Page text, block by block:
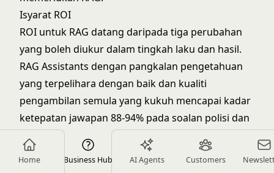
Home Business Hub AI Agents Customers
Isyarat ROI
ROI untuk RAG datang daripada tiga perubahan
yang boleh diukur dalam tingkah laku dan hasil.
RAG Assistants dengan pangkalan pengetahuan
yang terpelihara dengan baik dan kualiti
pengambilan semula yang kukuh mencapai kadar
ketepatan jawapan 88-94% pada soalan polisi dan
dokumentasi, menurut penanda aras dalaman
daripada penempatan enterprise di syarikat